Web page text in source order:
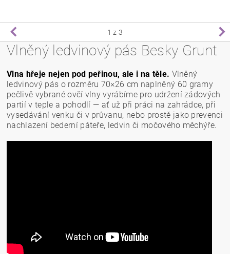
1 z 3
Vlněný ledvinový pás Besky Grunt
Vlna hřeje nejen pod peřinou, ale i na těle. Vlněný
ledvinový pás o rozměru 70×26 cm naplněný 60 gramy
pečlivě vybrané ovčí vlny vyrábíme pro udržení zádových
partií v teple a pohodlí — ať už při práci na zahrádce, při
vysedávání venku či v průvanu, nebo prostě jako prevenci
nachlazení bederní páteře, ledvin či močového měchýře.